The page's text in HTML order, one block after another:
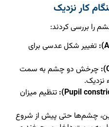
کار نزدیک
را بررسی کردند:
تغییر شکل عدسی برای
چرخش دو چشم به سمت
نزدیک.
تنظیم میزان
چشم‌ها حتی پیش از شروع